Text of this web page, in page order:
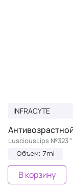
INFRACYTE
LusciousLips №323
Объем: 7ml
В корзину